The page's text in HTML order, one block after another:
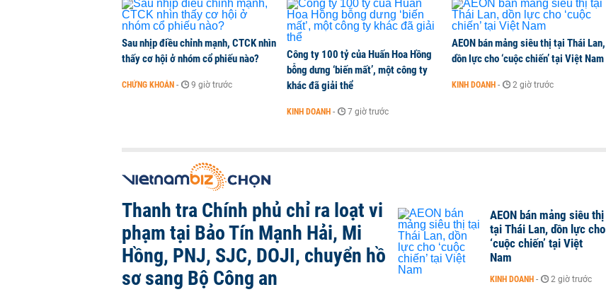
Sau nhịp điều chỉnh mạnh, CTCK nhìn
thấy cơ hội ở nhóm cổ phiếu nào?
CHỨNG KHOÁN - 9 giờ trước
Công ty 100 tỷ của Huấn Hoa Hồng
bỗng dưng ‘biến mất’, một công ty
khác đã giải thể
KINH DOANH - 7 giờ trước
AEON bán mảng siêu thị tại Thái Lan,
dồn lực cho ‘cuộc chiến’ tại Việt Nam
KINH DOANH - 2 giờ trước
Thanh tra Chính phủ chỉ ra loạt vi
phạm tại Bảo Tín Mạnh Hải, Mi
Hồng, PNJ, SJC, DOJI, chuyển hồ
sơ sang Bộ Công an
AEON bán mảng siêu thị
tại Thái Lan, dồn lực cho
‘cuộc chiến’ tại Việt
Nam
KINH DOANH - 2 giờ trước